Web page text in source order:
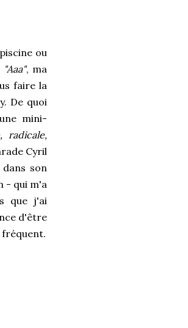
ou
"Aaa", ma
faire la
De quoi
mini-
radicale,
Cyril
son
- qui m'a
que j'ai
d'être
fréquent.